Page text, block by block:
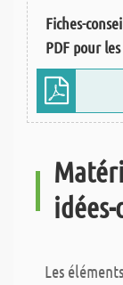
Fiches-
PDF pour
Les